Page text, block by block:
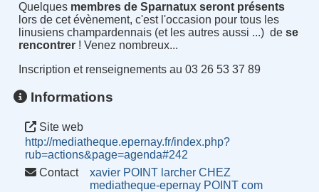
Quelquesmembres de Sparnatux seront présents
lors de cet évènement, c'est l'occasion pour tous les
linusiens champardennais (et les autres aussi ...) de se
rencontrer! Venez nombreux...
Inscription et renseignements au 03 26 53 37 89
Informations
Site web
http://mediatheque.epernay.fr/index.php?
rub=actions&page=agenda#242
Contact
xavier POINT larcher CHEZ
mediatheque-epernay POINT com